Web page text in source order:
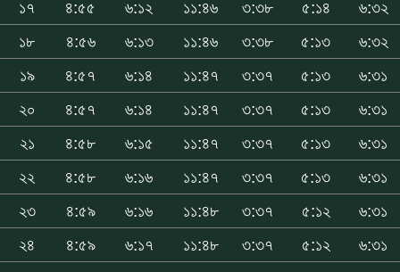
১৭
৪:৫৫ ৬:১২ ১১:৪৬ ৩:৩৮ ৫:১৪
৬:৩২
১৮
৪:৫৬ ৬:১৩ ১১:৪৬ ৩:৩৮ ৫:১৩
৬:৩২
১৯
৪:৫৭ ৬:১৪ ১১:৪৭ ৩:৩৭ ৫:১৩
৬:৩১
২০
৪:৫৭ ৬:১৪ ১১:৪৭ ৩:৩৭ ৫:১৩
৬:৩১
২১
৪:৫৮ ৬:১৫ ১১:৪৭ ৩:৩৭ ৫:১৩
৬:৩১
২২
৪:৫৮ ৬:১৬ ১১:৪৭ ৩:৩৭ ৫:১৩
৬:৩১
২৩
৪:৫৯ ৬:১৬ ১১:৪৮ ৩:৩৭ ৫:১২
৬:৩১
২৪
৪:৫৯ ৬:১৭ ১১:৪৮ ৩:৩৭ ৫:১২
৬:৩১